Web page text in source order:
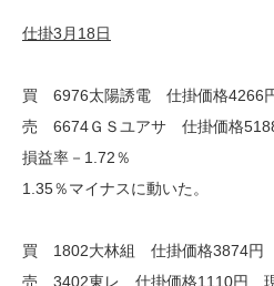
仕掛3月18日
買 6976太陽誘電 仕掛価格4266
売 6674ＧＳユアサ 仕掛価格
損益率－1.72％
1.35％マイナスに動いた。
買 1802大林組 仕掛価格3874円
売 3402東レ 仕掛価格1110円 現